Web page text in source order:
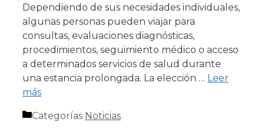
Dependiendo de sus necesidades individuales,
algunas personas pueden viajar para
consultas, evaluaciones diagnósticas,
procedimientos, seguimiento médico o acceso
a determinados servicios de salud durante
una estancia prolongada. La elección … Leer
más
Categorías Noticias